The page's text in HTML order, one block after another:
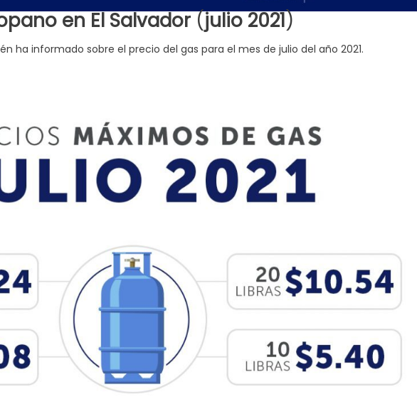
en El Salvador(julio 2021)
ha informado sobre el precio del gas para el mes de julio del año 2021.